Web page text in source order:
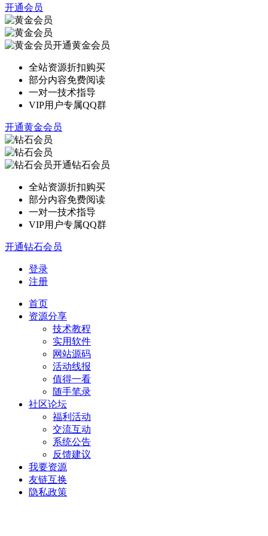
开通会员
开通黄金会员
全站资源折扣购买
部分内容免费阅读
一对一技术指导
VIP用户专属QQ群
开通黄金会员
开通钻石会员
全站资源折扣购买
部分内容免费阅读
一对一技术指导
VIP用户专属QQ群
开通钻石会员
登录
注册
首页
资源分享
技术教程
实用软件
网站源码
活动线报
值得一看
随手笔录
社区论坛
福利活动
交流互动
系统公告
反馈建议
我要资源
友链互换
隐私政策